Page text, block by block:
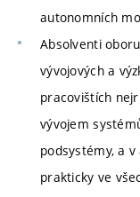
autonomních
Absolventi
vývojových a
pracovištích
vývojem
podsystémy, a
prakticky ve